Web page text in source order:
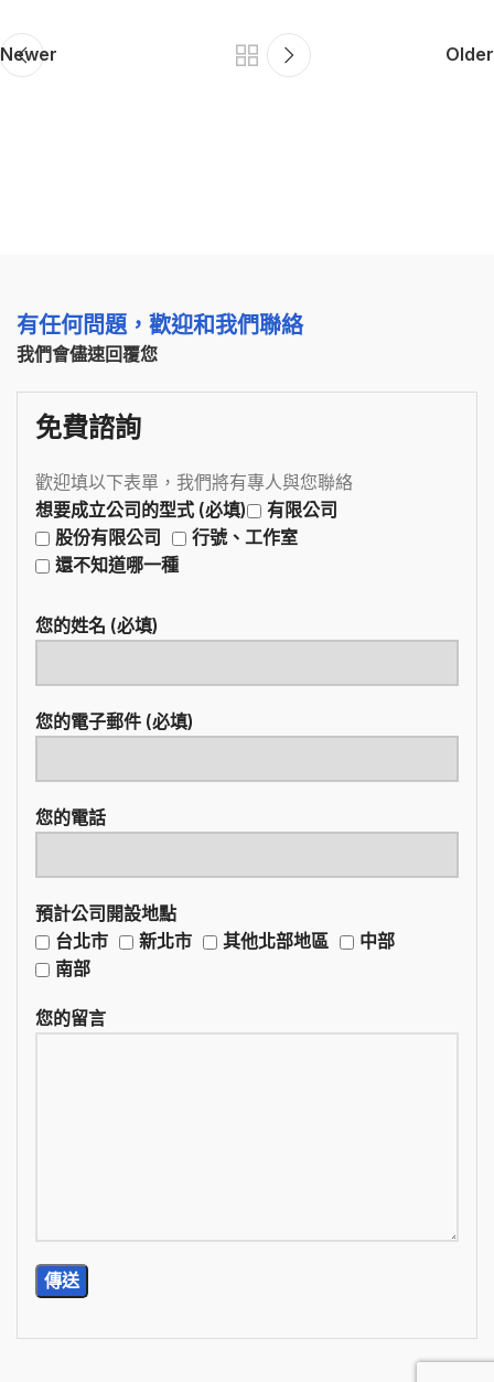
Newer Older
有任何問題，歡迎和我們聯絡
我們會儘速回覆您
免費諮詢
歡迎填以下表單，我們將有專人與您聯絡
想要成立公司的型式 (必填)
有限公司
股份有限公司
行號、工作室
還不知道哪一種
您的姓名 (必填)
您的電子郵件 (必填)
您的電話
預計公司開設地點
台北市
新北市 其他北部地區
中部
南部
您的留言